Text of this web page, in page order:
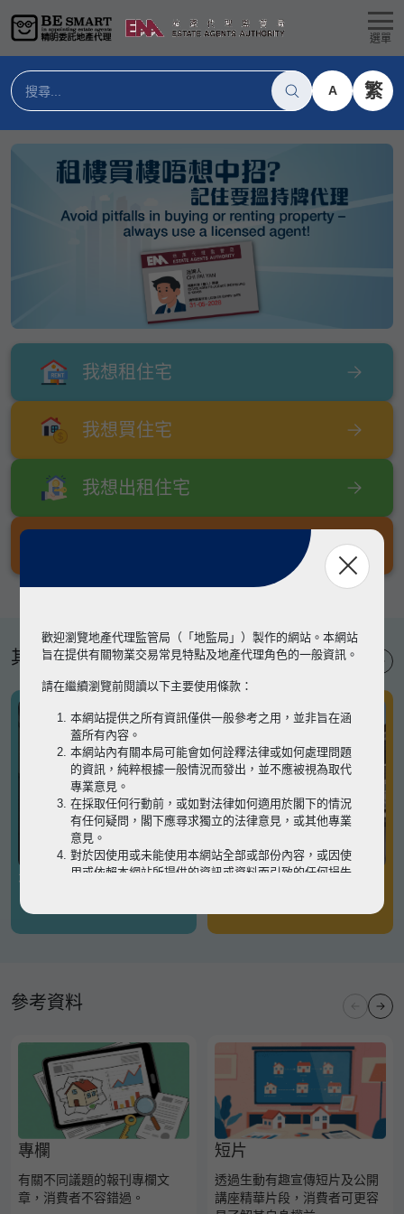
選單
A 繁
我想租住宅
我想買住宅
我想出租住宅
其他專題
有關凶宅
參考資料
專欄
有關不同議題的報刊專欄文
章，消費者不容錯過。
短片
透過生動有趣宣傳短片及公開
講座精華片段，消費者可更容
歡迎瀏覽地產代理監管局（「地監局」）製作的網站。本網站
旨在提供有關物業交易常見特點及地產代理角色的一般資訊。
請在繼續瀏覽前閱讀以下主要使用條款：
本網站提供之所有資訊僅供一般參考之用，並非旨在涵
蓋所有內容。
本網站內有關本局可能會如何詮釋法律或如何處理問題
的資訊，純粹根據一般情況而發出，並不應被視為取代
專業意見。
在採取任何行動前，或如對法律如何適用於閣下的情況
有任何疑問，閣下應尋求獨立的法律意見，或其他專業
意見。
對於因使用或未能使用本網站全部或部份內容，或因使
用或依賴本網站所提供的資訊或資料而引致的任何損失
瀏覽以細閱本網站使用條款的完整版本。如有任